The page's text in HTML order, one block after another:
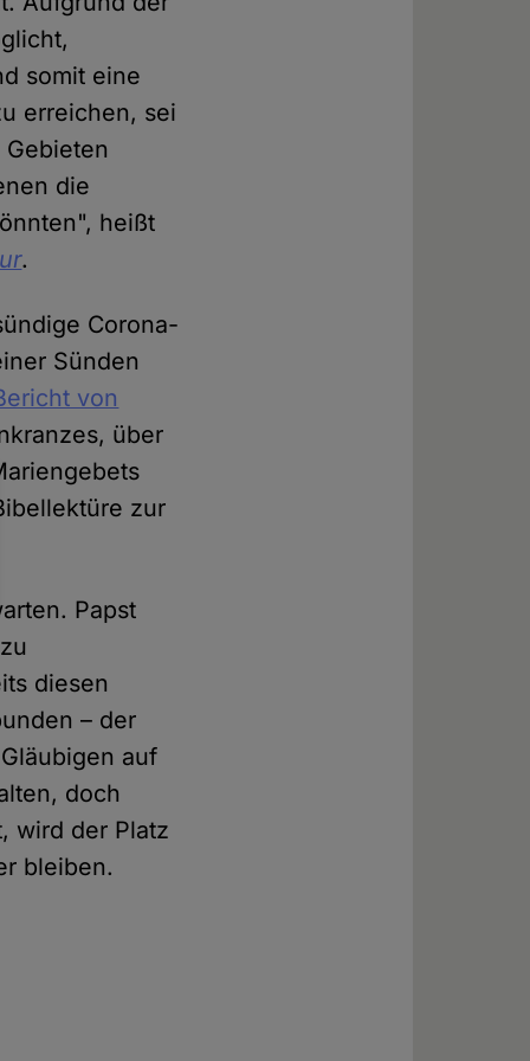
somit eine
erreichen, sei
die
heißt
.
Corona-
Sünden
von
über
zur
Papst
diesen
– der
auf
doch
wird der Platz
bleiben.